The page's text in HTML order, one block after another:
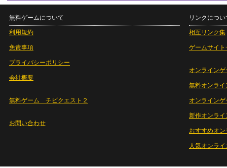
無料ゲームについて
利用規約
免責事項
プライバシーポリシー
会社概要
無料ゲーム チビクエスト２
お問い合わせ
リンクについ
相互リンク集
ゲームサイト
オンラインゲ
無料オンライ
オンライン
新作オンライ
おすすめオ
人気オンラ